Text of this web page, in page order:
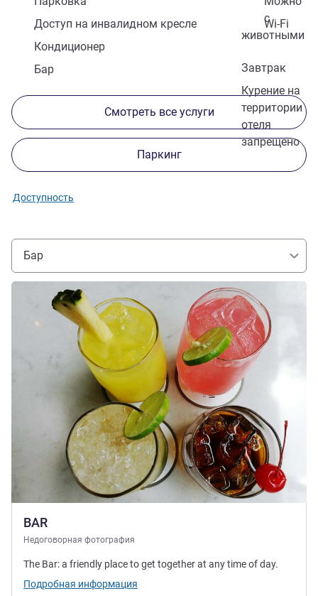
с
животными
Доступ на инвалидном кресле
Wi-Fi
Кондиционер
Завтрак
Бар
Курение на
территории
отеля
запрещено
Смотреть все услуги
Паркинг
Доступность
Бар
BAR
Недоговорная фотография
Подробная информация
The Bar: a friendly place to get together at any time of day.
Подробная информация